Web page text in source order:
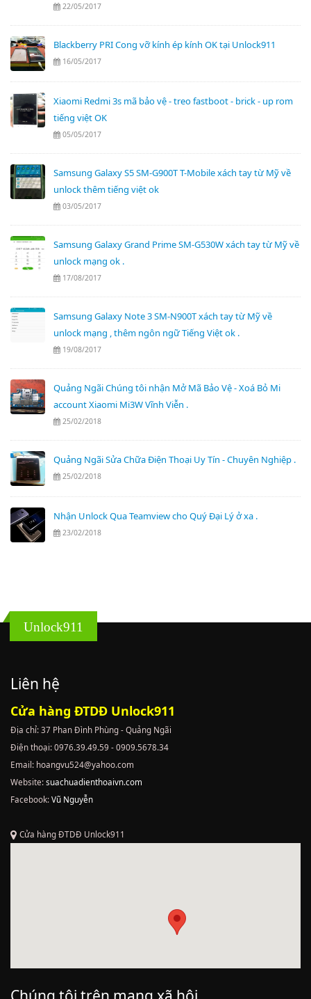
22/05/2017
Blackberry PRI Cong vỡ kính ép kính OK tại Unlock911
16/05/2017
Xiaomi Redmi 3s mã bảo vệ - treo fastboot - brick - up rom
tiếng việt OK
05/05/2017
Samsung Galaxy S5 SM-G900T T-Mobile xách tay từ Mỹ về
unlock thêm tiếng việt ok
03/05/2017
Samsung Galaxy Grand Prime SM-G530W xách tay từ Mỹ về
unlock mạng ok .
17/08/2017
Samsung Galaxy Note 3 SM-N900T xách tay từ Mỹ về
unlock mạng , thêm ngôn ngữ Tiếng Việt ok .
19/08/2017
Quảng Ngãi Chúng tôi nhận Mở Mã Bảo Vệ - Xoá Bỏ Mi
account Xiaomi Mi3W Vĩnh Viễn .
25/02/2018
Quảng Ngãi Sửa Chữa Điện Thoại Uy Tín - Chuyên Nghiệp .
25/02/2018
Nhận Unlock Qua Teamview cho Quý Đại Lý ở xa .
23/02/2018
Unlock911
Liên hệ
Cửa hàng ĐTDĐ Unlock911
Địa chỉ: 37 Phan Đình Phùng - Quảng Ngãi
Điện thoại: 0976.39.49.59 - 0909.5678.34
Email: hoangvu524@yahoo.com
Website:suachuadienthoaivn.com
Facebook:Vũ Nguyễn
Cửa hàng ĐTDĐ Unlock911